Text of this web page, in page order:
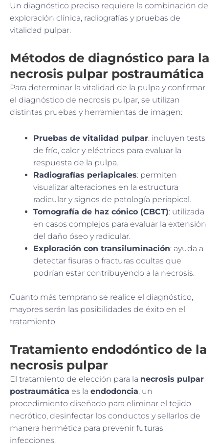
Un diagnóstico preciso requiere la combinación de
exploración clínica, radiografías y pruebas de
vitalidad pulpar.
Métodos de diagnóstico para la
necrosis pulpar postraumática
Para determinar la vitalidad de la pulpa y confirmar
el diagnóstico de necrosis pulpar, se utilizan
distintas pruebas y herramientas de imagen:
Pruebas de vitalidad pulpar: incluyen tests
de frío, calor y eléctricos para evaluar la
respuesta de la pulpa.
Radiografías periapicales: permiten
visualizar alteraciones en la estructura
radicular y signos de patología periapical.
Tomografía de haz cónico (CBCT): utilizada
en casos complejos para evaluar la extensión
del daño óseo y radicular.
Exploración con transiluminación: ayuda a
detectar fisuras o fracturas ocultas que
podrían estar contribuyendo a la necrosis.
Cuanto más temprano se realice el diagnóstico,
mayores serán las posibilidades de éxito en el
tratamiento.
Tratamiento endodóntico de la
necrosis pulpar
El tratamiento de elección para la necrosis pulpar
postraumática es la endodoncia, un
procedimiento diseñado para eliminar el tejido
necrótico, desinfectar los conductos y sellarlos de
manera hermética para prevenir futuras
infecciones.